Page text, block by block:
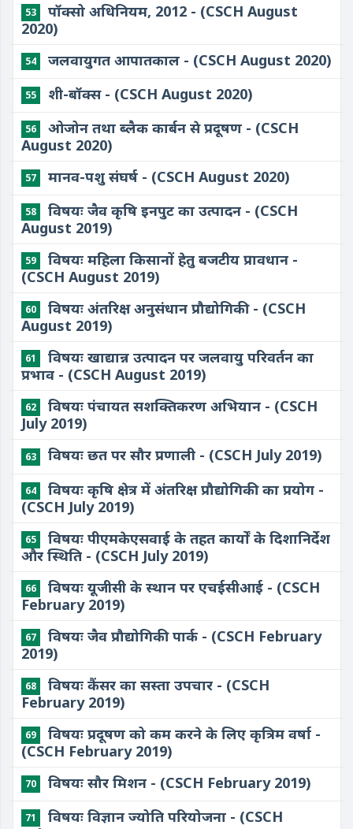
53
पॉक्सो अधिनियम, 2012 - (CSCH August
2020)
54 जलवायुगत आपातकाल - (CSCH August 2020)
55 शी-बॉक्स - (CSCH August 2020)
56
ओजोन तथा ब्लैक कार्बन से प्रदूषण - (CSCH
August 2020)
57 मानव-पशु संघर्ष - (CSCH August 2020)
58
विषयः जैव कृषि इनपुट का उत्पादन - (CSCH
August 2019)
59
विषयः महिला किसानों हेतु बजटीय प्रावधान -
(CSCH August 2019)
60
विषयः अंतरिक्ष अनुसंधान प्रौद्योगिकी - (CSCH
August 2019)
61
विषयः खाद्यान्न उत्पादन पर जलवायु परिवर्तन का
प्रभाव - (CSCH August 2019)
62
विषयः पंचायत सशक्तिकरण अभियान - (CSCH
July 2019)
63 विषयः छत पर सौर प्रणाली - (CSCH July 2019)
64
विषयः कृषि क्षेत्र में अंतरिक्ष प्रौद्योगिकी का प्रयोग -
(CSCH July 2019)
65
विषयः पीएमकेएसवाई के तहत कार्यों के दिशानिर्देश
और स्थिति - (CSCH July 2019)
66
विषयः यूजीसी के स्थान पर एचईसीआई - (CSCH
February 2019)
67
विषयः जैव प्रौद्योगिकी पार्क - (CSCH February
2019)
68
विषयः कैंसर का सस्ता उपचार - (CSCH
February 2019)
69
विषयः प्रदूषण को कम करने के लिए कृत्रिम वर्षा -
(CSCH February 2019)
70 विषयः सौर मिशन - (CSCH February 2019)
71
विषयः विज्ञान ज्योति परियोजना - (CSCH